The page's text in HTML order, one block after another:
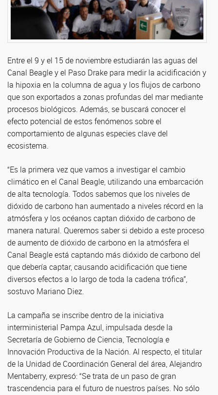
Entre el 9 y el 15 de noviembre estudiarán las aguas del
Canal Beagle y el Paso Drake para medir la acidificación y
la hipoxia en la columna de agua y los flujos de carbono
que son exportados a zonas profundas del mar mediante
procesos biológicos. Además, se buscará conocer el
efecto potencial de estos fenómenos sobre el
comportamiento de algunas especies clave del
ecosistema.
“Es la primera vez que vamos a investigar el cambio
climático en el Canal Beagle, utilizando una embarcación
de alta tecnología. Todos sabemos que los niveles de
dióxido de carbono han aumentado a niveles récord en la
atmósfera y los océanos captan dióxido de carbono de
manera natural. Queremos saber si debido a este proceso
de aumento de dióxido de carbono en la atmósfera el
Canal Beagle está captando más dióxido de carbono del
que debería captar, causando acidificación que tiene
diversos efectos a lo largo de toda la cadena trófica”,
sostuvo Mariano Diez.
La campaña se inscribe dentro de la iniciativa
interministerial Pampa Azul, impulsada desde la
Secretaría de Gobierno de Ciencia, Tecnología e
Innovación Productiva de la Nación. Al respecto, el titular
de la Unidad de Coordinación General del área, Alejandro
Mentaberry, expresó: “Se trata de un paso de gran
trascendencia para el futuro de nuestros países. No sólo